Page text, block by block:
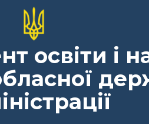
освіти і